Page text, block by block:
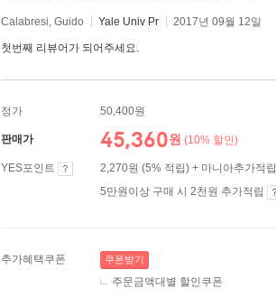
Calabresi, Guido Yale Univ Pr 2017년 09월 12일
첫번째 리뷰어가 되어주세요.
정가 50,400원
판매가 45,360원 (10% 할인)
YES포인트
2,270원 (5% 적립) + 마니아추가적립
5만원이상 구매 시 2천원 추가적립
추가혜택쿠폰 쿠폰받기
주문금액대별 할인쿠폰